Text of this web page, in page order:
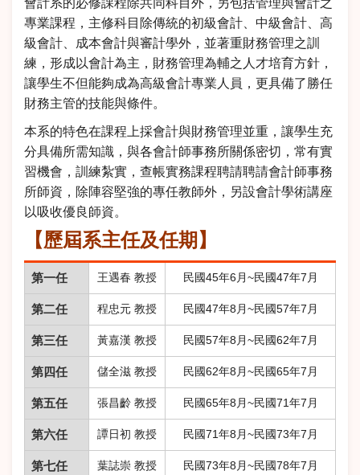
會計系的必修課程除共同科目外，另包括管理與會計之
專業課程，主修科目除傳統的初級會計、中級會計、高
級會計、成本會計與審計學外，並著重財務管理之訓
練，形成以會計為主，財務管理為輔之人才培育方針，
讓學生不但能夠成為高級會計專業人員，更具備了勝任
財務主管的技能與條件。
本系的特色在課程上採會計與財務管理並重，讓學生充
分具備所需知識，與各會計師事務所關係密切，常有實
習機會，訓練紮實，查帳實務課程聘請聘請會計師事務
所師資，除陣容堅強的專任教師外，另設會計學術講座
以吸收優良師資。
【歷屆系主任及任期】
第一任 王遇春 教授 民國45年6月~民國47年7月
第二任 程忠元 教授 民國47年8月~民國57年7月
第三任 黃嘉漢 教授 民國57年8月~民國62年7月
第四任 儲全滋 教授 民國62年8月~民國65年7月
第五任 張昌齡 教授 民國65年8月~民國71年7月
第六任 譚日初 教授 民國71年8月~民國73年7月
第七任 葉誌崇 教授 民國73年8月~民國78年7月